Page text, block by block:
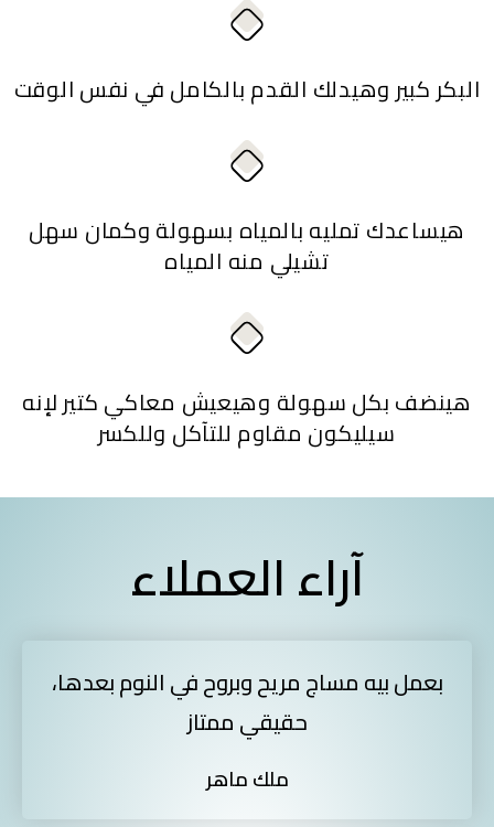
البكر كبير وهيدلك القدم بالكامل في نفس الوقت
هيساعدك تمليه بالمياه بسهولة وكمان سهل
تشيلي منه المياه
هينضف بكل سهولة وهيعيش معاكي كتير لإنه
سيليكون مقاوم للتآكل وللكسر
آراء العملاء
بعمل بيه مساج مريح وبروح في النوم بعدها،
حقيقي ممتاز
ملك ماهر